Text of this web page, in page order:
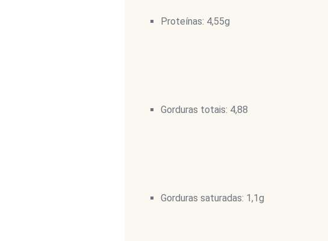
Proteínas: 4,55g
Gorduras totais: 4,88
Gorduras saturadas: 1,1g